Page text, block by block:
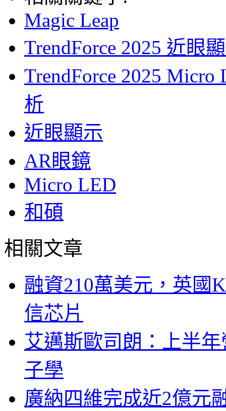
Magic Leap
TrendForce 2025 近眼
TrendForce 2025
析
近眼顯示
AR眼鏡
Micro LED
和碩
相關文章
融資210萬美元，英國
信芯片
艾邁斯歐司朗：上半
子學
廣納四維完成近2億元